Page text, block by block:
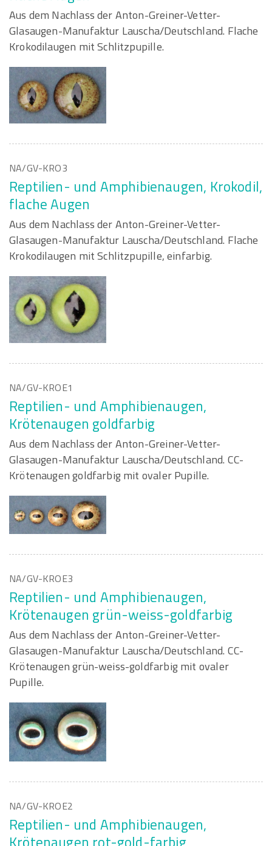
Aus dem Nachlass der Anton-Greiner-Vetter-
Glasaugen-Manufaktur Lauscha/Deutschland. Flache
Krokodilaugen mit Schlitzpupille.
NA/GV-KRO3
Reptilien- und Amphibienaugen, Krokodil,
flache Augen
Aus dem Nachlass der Anton-Greiner-Vetter-
Glasaugen-Manufaktur Lauscha/Deutschland. Flache
Krokodilaugen mit Schlitzpupille, einfarbig.
NA/GV-KROE1
Reptilien- und Amphibienaugen,
Krötenaugen goldfarbig
Aus dem Nachlass der Anton-Greiner-Vetter-
Glasaugen-Manufaktur Lauscha/Deutschland. CC-
Krötenaugen goldfarbig mit ovaler Pupille.
NA/GV-KROE3
Reptilien- und Amphibienaugen,
Krötenaugen grün-weiss-goldfarbig
Aus dem Nachlass der Anton-Greiner-Vetter-
Glasaugen-Manufaktur Lauscha/Deutschland. CC-
Krötenaugen grün-weiss-goldfarbig mit ovaler
Pupille.
NA/GV-KROE2
Reptilien- und Amphibienaugen,